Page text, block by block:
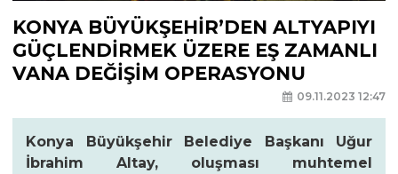
KONYA BÜYÜKŞEHİR’DEN ALTYAPIYI
GÜÇLENDİRMEK ÜZERE EŞ ZAMANLI
VANA DEĞİŞİM OPERASYONU
09.11.2023 12:47
Konya Büyükşehir Belediye Başkanı Uğur
İbrahim Altay, oluşması muhtemel